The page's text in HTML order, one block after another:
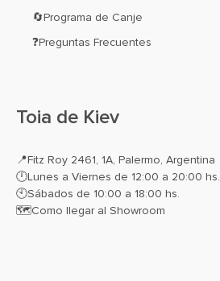
🔄Programa de Canje
❓Preguntas Frecuentes
Toia de Kiev
📍Fitz Roy 2461, 1A, Palermo, Argentina
🕛Lunes a Viernes de 12:00 a 20:00 hs.
🕙Sábados de 10:00 a 18:00 hs.
🗺️Como llegar al Showroom